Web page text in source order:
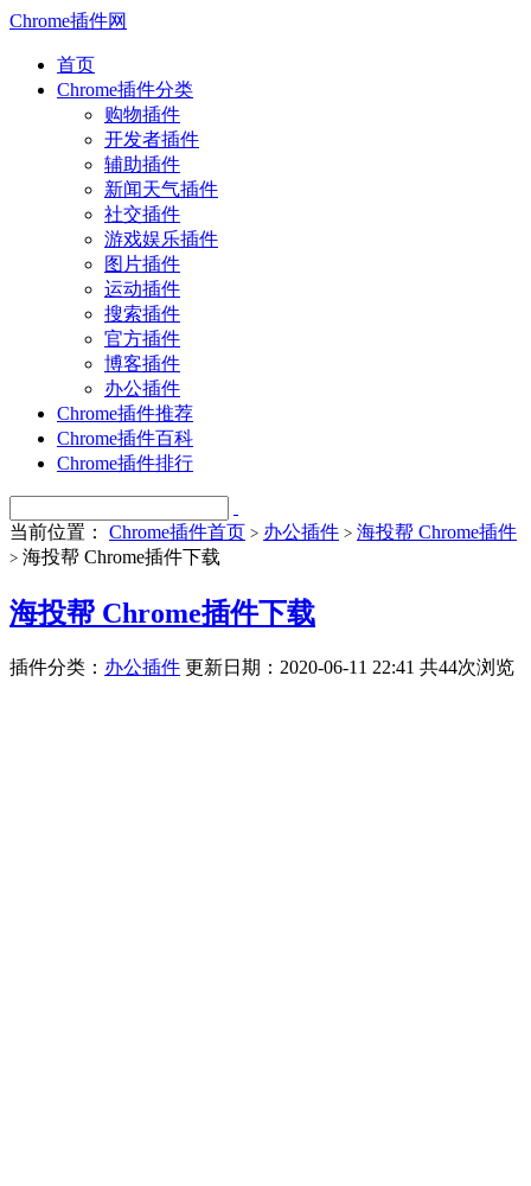
Chrome插件网
首页
Chrome插件分类
购物插件
开发者插件
辅助插件
新闻天气插件
社交插件
游戏娱乐插件
图片插件
运动插件
搜索插件
官方插件
博客插件
办公插件
Chrome插件推荐
Chrome插件百科
Chrome插件排行
当前位置： Chrome插件首页 > 办公插件 > 海投帮 Chrome插件
> 海投帮 Chrome插件下载
海投帮 Chrome插件下载
插件分类： 办公插件 更新日期：2020-06-11 22:41 共44次浏览